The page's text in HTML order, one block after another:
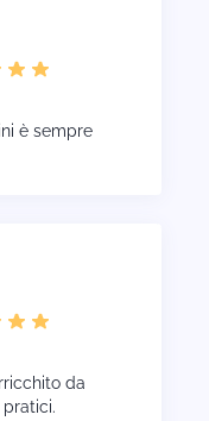
è sempre
da